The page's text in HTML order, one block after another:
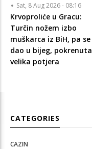
Sat, 8 Aug 2026 - 08:16
Krvoproliće u Gracu:
Turčin nožem izbo
muškarca iz BiH, pa se
dao u bijeg, pokrenuta
velika potjera
CATEGORIES
CAZIN